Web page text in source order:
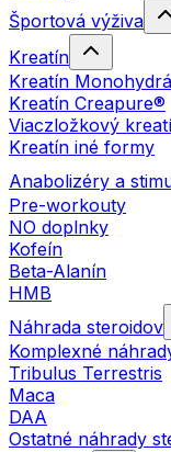
Športová výživa
Kreatín
Kreatín
Kreatín Creapure®
Viaczložkový
Kreatín iné formy
Anabolizéry a
Pre-workouty
NO doplnky
Kofeín
Beta-Alanín
HMB
Náhrada steroidov
Komplexné
Tribulus Terrestris
Maca
DAA
Ostatné náhrady